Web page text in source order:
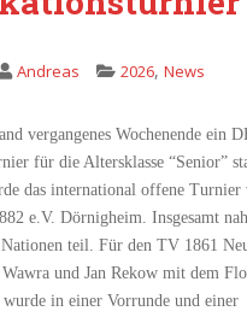
Andreas 2026, News
vergangenes Wochenende ein
für die Altersklasse “Senior”
das international offene Turnier
e.V. Dörnigheim. Insgesamt
Nationen teil. Für den TV 1861
und Jan Rekow mit dem
in einer Vorrunde und einer